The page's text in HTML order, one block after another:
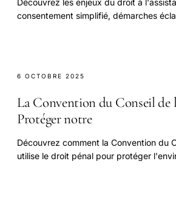
Découvrez les enjeux du droit à
consentement simplifié, démarches
6 OCTOBRE 2025
La Convention du Conseil de
Protéger notre
Découvrez comment la Convention du
utilise le droit pénal pour protéger